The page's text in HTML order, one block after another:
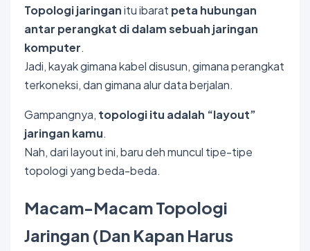
Topologi jaringanitu ibarat peta hubungan
antar perangkat di dalam sebuah jaringan
komputer.
Jadi, kayak gimana kabel disusun, gimana perangkat
terkoneksi, dan gimana alur data berjalan.
Gampangnya, topologi itu adalah “layout”
jaringan kamu.
Nah, dari layout ini, baru deh muncul tipe-tipe
topologi yang beda-beda.
Macam-Macam Topologi
Jaringan (Dan Kapan Harus